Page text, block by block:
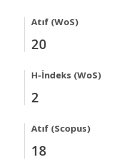
Atıf (WoS)
20
H-İndeks (WoS)
2
Atıf (Scopus)
18